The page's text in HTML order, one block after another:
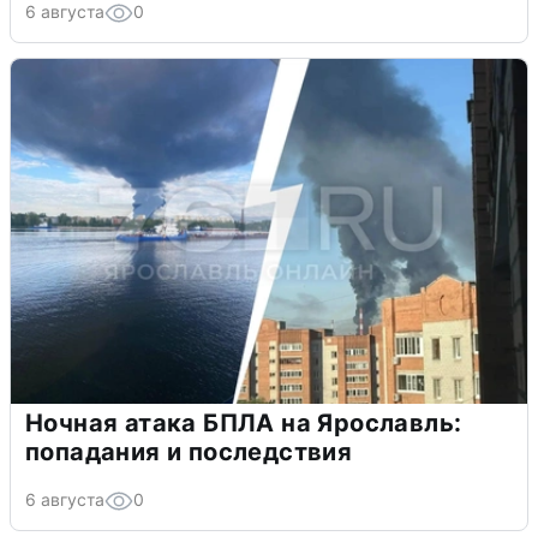
6 августа 0
Ночная атака БПЛА на Ярославль:
попадания и последствия
6 августа 0